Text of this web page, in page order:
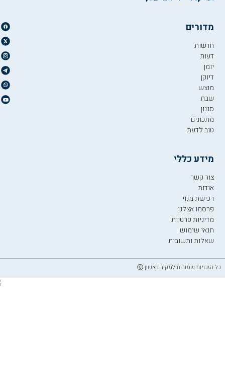
מדורים
חדשות
דעות
יומן
דיוקן
מוצש
שבת
סגנון
מתכונים
טוב לדעת
מידע כללי
צור קשר
אודות
רכישת מנוי
פרסמו אצלנו
מדיניות פרטיות
תנאי שימוש
שאלות ותשובות
כל הזכויות שמורות למקור ראשון ⓒ